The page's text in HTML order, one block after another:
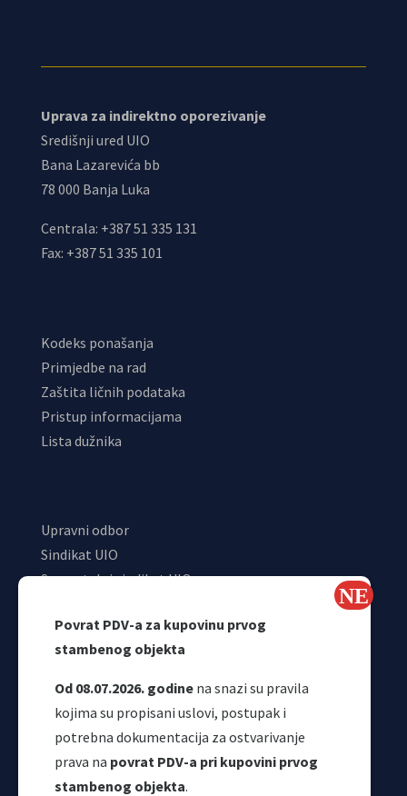
Povrat PDV-a za kupovinu prvog
stambenog objekta
Od 08.07.2026. godine na snazi su pravila
kojima su propisani uslovi, postupak i
potrebna dokumentacija za ostvarivanje
prava na povrat PDV-a pri kupovini prvog
stambenog objekta.
Uprava za indirektno oporezivanje
Središnji ured UIO
Bana Lazarevića bb
78 000 Banja Luka
Centrala: +387 51 335 131
Fax: +387 51 335 101
Kodeks ponašanja
Primjedbe na rad
Zaštita ličnih podataka
Pristup informacijama
Lista dužnika
Upravni odbor
Sindikat UIO
Samostalni sindikat UIO
Odjeljenje za makroekonomsku analizu
Korisni linkovi